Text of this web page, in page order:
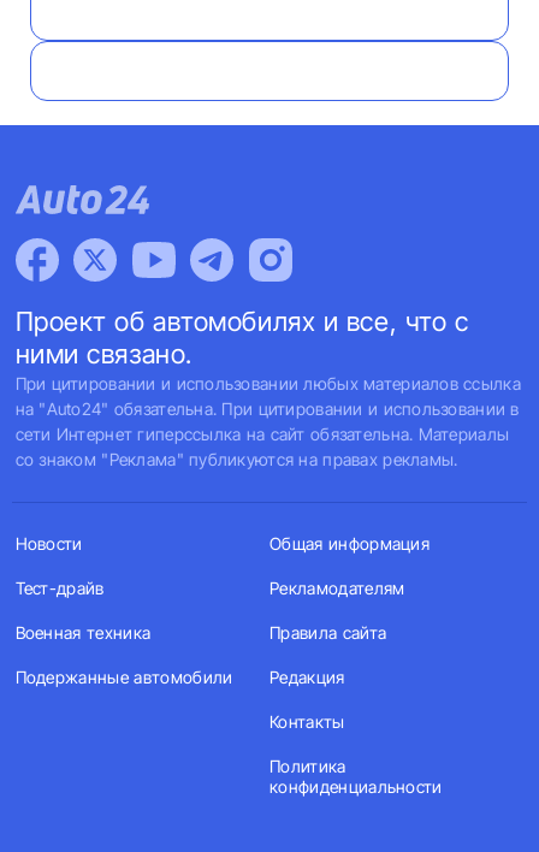
Проект об автомобилях и все, что с
ними связано.
При цитировании и использовании любых материалов ссылка
на "Auto24" обязательна. При цитировании и использовании в
сети Интернет гиперссылка на сайт обязательна. Материалы
со знаком "Реклама" публикуются на правах рекламы.
Новости
Тест-драйв
Военная техника
Подержанные автомобили
Общая информация
Рекламодателям
Правила сайта
Редакция
Контакты
Политика
конфиденциальности